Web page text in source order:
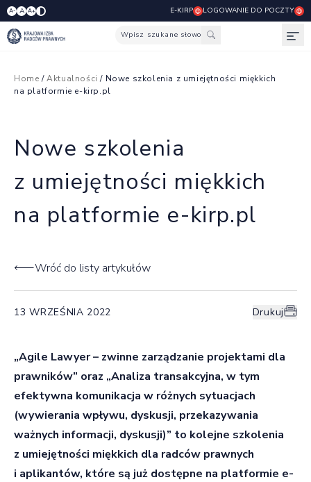
A- A A+ E-KIRP LOGOWANIE DO POCZTY
Wpisz szukane słowo
Home /Aktualności / Nowe szkolenia z umiejętności miękkich
na platformie e-kirp.pl
Nowe szkolenia
z umiejętności miękkich
na platformie e-kirp.pl
Wróć do listy artykułów
13 WRZEŚNIA 2022 Drukuj
„Agile Lawyer – zwinne zarządzanie projektami dla
prawników” oraz „Analiza transakcyjna, w tym
efektywna komunikacja w różnych sytuacjach
(wywierania wpływu, dyskusji, przekazywania
ważnych informacji, dyskusji)” to kolejne szkolenia
z umiejętności miękkich dla radców prawnych
i aplikantów, które są już dostępne na platformie e-